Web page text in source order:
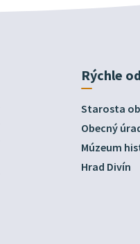
Rýchle
Starosta
Obecný
Múzeum
Hrad Divín